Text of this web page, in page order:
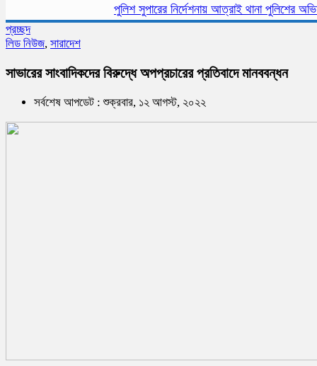
পুলিশ সুপারের নির্দেশনায় আত্রাই থানা পুলিশের
প্রচ্ছদ
লিড নিউজ, সারাদেশ
সাভারের সাংবাদিকদের বিরুদ্ধে অপপ্রচারের প্রতিবাদে মানববন্ধন
সর্বশেষ আপডেট : শুক্রবার, ১২ আগস্ট, ২০২২